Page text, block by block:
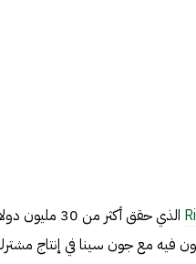
الذي حقق أكثر من 30 مليون دولار بالصين في أبريل، شوهد جاكي شان آخر مرة في فيلم
فيه مع جون سينا في إنتاج